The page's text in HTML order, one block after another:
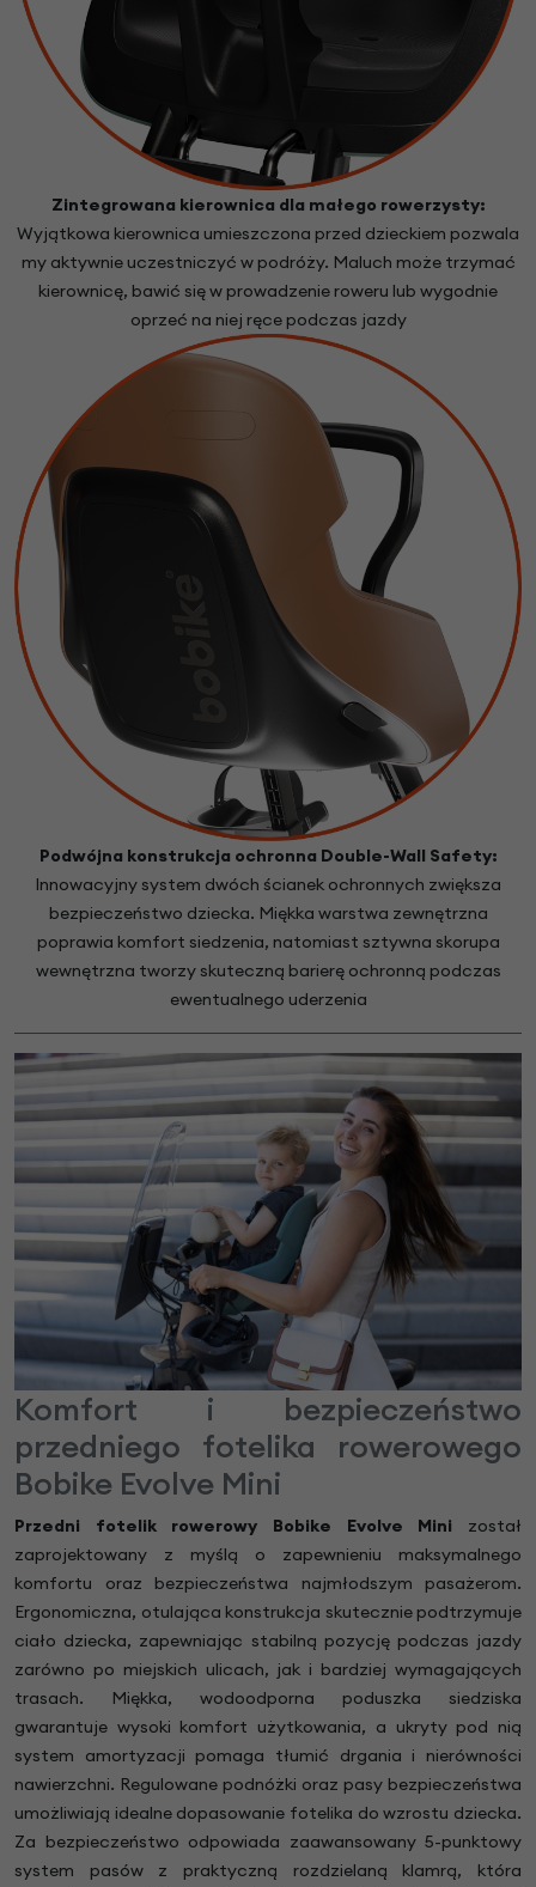
Zintegrowana kierownica dla małego rowerzysty:
Wyjątkowa kierownica umieszczona przed dzieckiem pozwala
my aktywnie uczestniczyć w podróży. Maluch może trzymać
kierownicę, bawić się w prowadzenie roweru lub wygodnie
oprzeć na niej ręce podczas jazdy
Podwójna konstrukcja ochronna Double-Wall Safety:
Innowacyjny system dwóch ścianek ochronnych zwiększa
bezpieczeństwo dziecka. Miękka warstwa zewnętrzna
poprawia komfort siedzenia, natomiast sztywna skorupa
wewnętrzna tworzy skuteczną barierę ochronną podczas
ewentualnego uderzenia
Komfort i bezpieczeństwo
przedniego fotelika rowerowego
Bobike Evolve Mini
Przedni fotelik rowerowy Bobike Evolve Mini został
zaprojektowany z myślą o zapewnieniu maksymalnego
komfortu oraz bezpieczeństwa najmłodszym pasażerom.
Ergonomiczna, otulająca konstrukcja skutecznie podtrzymuje
ciało dziecka, zapewniając stabilną pozycję podczas jazdy
zarówno po miejskich ulicach, jak i bardziej wymagających
trasach. Miękka, wodoodporna poduszka siedziska
gwarantuje wysoki komfort użytkowania, a ukryty pod nią
system amortyzacji pomaga tłumić drgania i nierówności
nawierzchni. Regulowane podnóżki oraz pasy bezpieczeństwa
umożliwiają idealne dopasowanie fotelika do wzrostu dziecka.
Za bezpieczeństwo odpowiada zaawansowany 5-punktowy
system pasów z praktyczną rozdzielaną klamrą, która